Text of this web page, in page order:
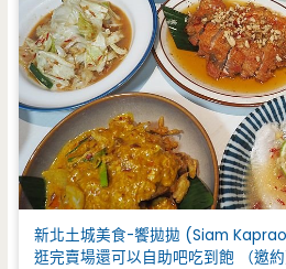
新北土城美食-饗拋拋 (Siam
逛完賣場還可以自助吧吃到飽 （邀約